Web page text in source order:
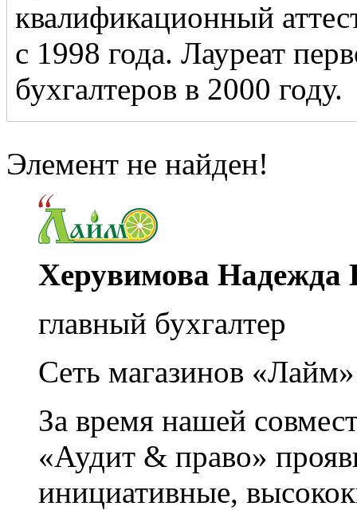
квалификационный
с 1998 года. Лауреат
бухгалтеров в 2000 году.
Элемент не найден!
Херувимова Надежда
главный бухгалтер
Сеть магазинов «Лайм»
За время нашей
«Аудит & право»
инициативные,